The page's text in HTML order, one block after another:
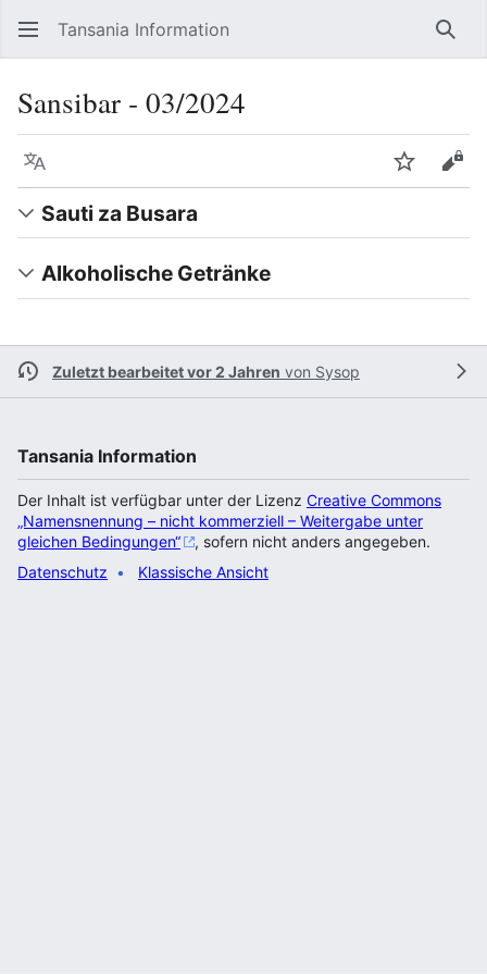
Tansania Information
Sansibar ‐ 03/2024
Sprache
Sauti za Busara
Alkoholische Getränke
Zuletzt bearbeitet vor 2 Jahren von Sysop
Tansania Information
Der Inhalt ist verfügbar unter der Lizenz Creative Commons
„Namensnennung – nicht kommerziell – Weitergabe unter
gleichen Bedingungen“
, sofern nicht anders angegeben.
Datenschutz
Klassische Ansicht